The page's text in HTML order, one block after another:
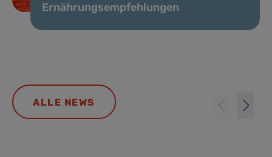
Ernährungsempfehlungen
ALLE NEWS